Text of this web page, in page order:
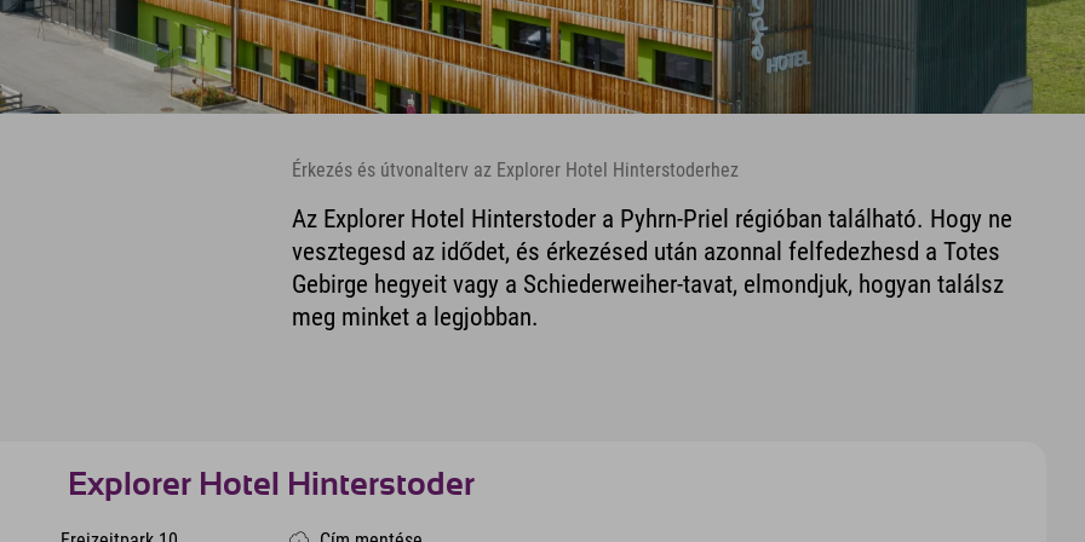
Érkezés és útvonalterv az Explorer Hotel Hinterstoderhez
Az Explorer Hotel Hinterstoder a Pyhrn-Priel régióban található. Hogy ne
vesztegesd az idődet, és érkezésed után azonnal felfedezhesd a Totes
Gebirge hegyeit vagy a Schiederweiher-tavat, elmondjuk, hogyan találsz
meg minket a legjobban.
Explorer Hotel Hinterstoder